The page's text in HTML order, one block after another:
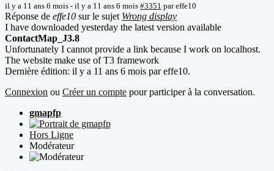
il y a 11 ans 6 mois - il y a 11 ans 6 mois #3351 pareffe10
Réponse de effe10 sur le sujet Wrong display
I have downloaded yesterday the latest version available
ContactMap_J3.8
Unfortunately I cannot provide a link because I work on localhost.
The website make use of T3 framework
Dernière édition: il y a 11 ans 6 mois pareffe10.
Connexion ou Créer un compte pour participer à la conversation.
gmapfp
Hors Ligne
Modérateur